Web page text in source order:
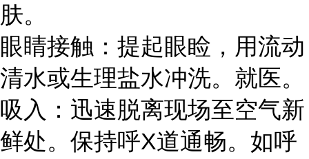
肤。
眼睛接触：提起眼睑，用流动
清水或生理盐水冲洗。就医。
吸入：迅速脱离现场至空气新
鲜处。保持呼X道通畅。如呼